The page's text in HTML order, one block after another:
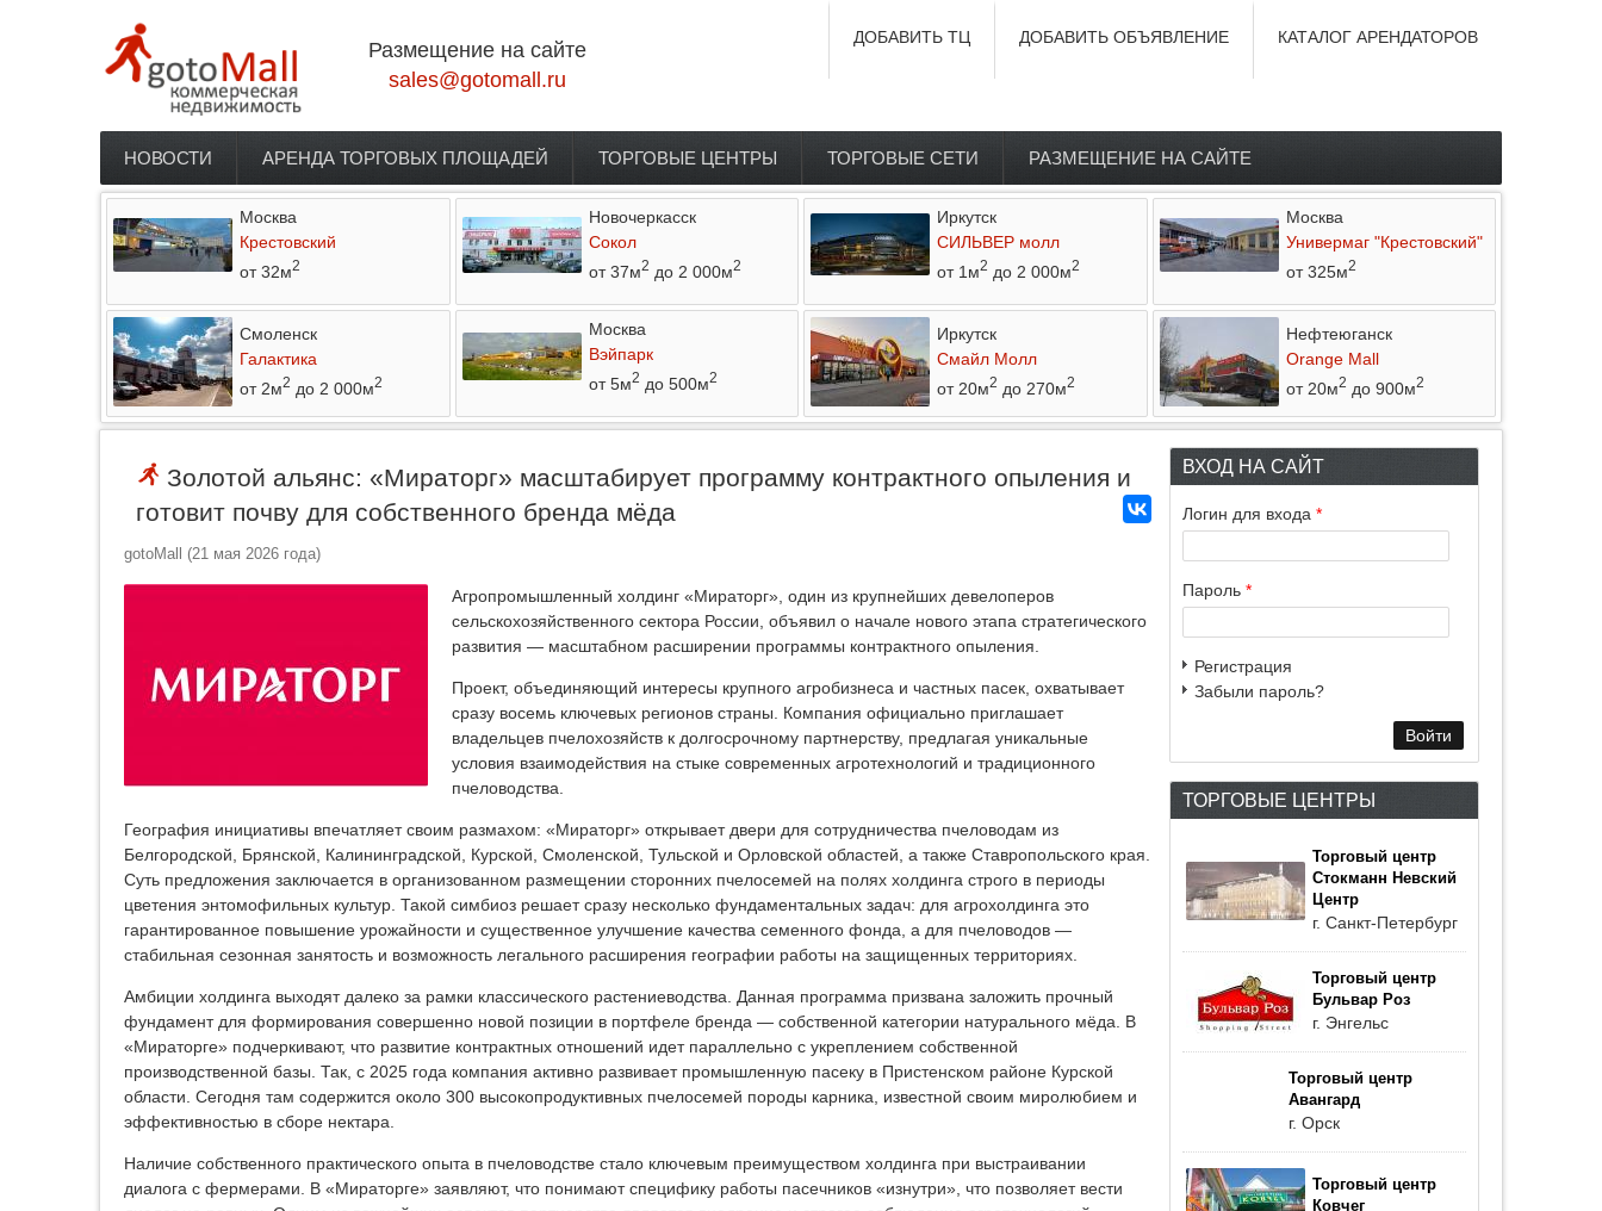
Размещение на сайте
sales@gotomall.ru
КАТАЛОГ АРЕНДАТОРОВ
ДОБАВИТЬ ОБЪЯВЛЕНИЕ
ДОБАВИТЬ ТЦ
Главное меню
НОВОСТИ АРЕНДА ТОРГОВЫХ ПЛОЩАДЕЙ ТОРГОВЫЕ ЦЕНТРЫ ТОРГОВЫЕ СЕТИ РАЗМЕЩЕНИЕ НА САЙТЕ
Москва
Крестовский
от 32м2
Новочеркасск
Сокол
от 37м2 до 2 000м2
Иркутск
СИЛЬВЕР молл
от 1м2 до 2 000м2
Москва
Универмаг "Крестовский"
от 325м2
Смоленск
Галактика
от 2м2 до 2 000м2
Москва
Вэйпарк
от 5м2 до 500м2
Иркутск
Смайл Молл
от 20м2 до 270м2
Нефтеюганск
Orange Mall
от 20м2 до 900м2
Золотой альянс: «Мираторг» масштабирует программу контрактного опыления и
готовит почву для собственного бренда мёда
gotoMall (21 мая 2026 года)
Агропромышленный холдинг «Мираторг», один из крупнейших девелоперов
сельскохозяйственного сектора России, объявил о начале нового этапа стратегического
развития — масштабном расширении программы контрактного опыления.
Проект, объединяющий интересы крупного агробизнеса и частных пасек, охватывает
сразу восемь ключевых регионов страны. Компания официально приглашает
владельцев пчелохозяйств к долгосрочному партнерству, предлагая уникальные
условия взаимодействия на стыке современных агротехнологий и традиционного
пчеловодства.
География инициативы впечатляет своим размахом: «Мираторг» открывает двери для сотрудничества пчеловодам из
Белгородской, Брянской, Калининградской, Курской, Смоленской, Тульской и Орловской областей, а также Ставропольского края.
Суть предложения заключается в организованном размещении сторонних пчелосемей на полях холдинга строго в периоды
цветения энтомофильных культур. Такой симбиоз решает сразу несколько фундаментальных задач: для агрохолдинга это
гарантированное повышение урожайности и существенное улучшение качества семенного фонда, а для пчеловодов —
стабильная сезонная занятость и возможность легального расширения географии работы на защищенных территориях.
Амбиции холдинга выходят далеко за рамки классического растениеводства. Данная программа призвана заложить прочный
фундамент для формирования совершенно новой позиции в портфеле бренда — собственной категории натурального мёда. В
«Мираторге» подчеркивают, что развитие контрактных отношений идет параллельно с укреплением собственной
производственной базы. Так, с 2025 года компания активно развивает промышленную пасеку в Пристенском районе Курской
области. Сегодня там содержится около 300 высокопродуктивных пчелосемей породы карника, известной своим миролюбием и
эффективностью в сборе нектара.
Наличие собственного практического опыта в пчеловодстве стало ключевым преимуществом холдинга при выстраивании
диалога с фермерами. В «Мираторге» заявляют, что понимают специфику работы пасечников «изнутри», что позволяет вести
ВХОД НА САЙТ
Логин для входа *
Пароль *
Регистрация
Забыли пароль?
ТОРГОВЫЕ ЦЕНТРЫ
Торговый центр
Стокманн Невский
Центр
г. Санкт-Петербург
Торговый центр
Бульвар Роз
г. Энгельс
Торговый центр
Авангард
г. Орск
Торговый центр
Ковчег